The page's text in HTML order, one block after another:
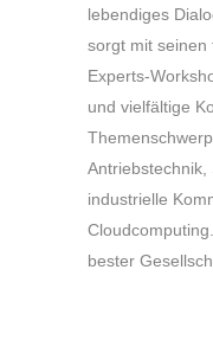
lebendiges
sorgt mit seinen
Experts-
und vielfältige
Antriebstechnik,
industrielle
bester